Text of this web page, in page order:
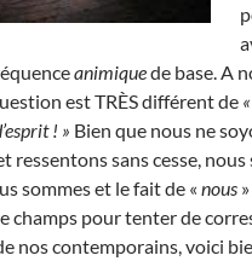
animiquede base. A
est TRÈS différent de
! » Bien que nous ne
ressentons sans cesse, nous
sommes et le fait de « nous
champs pour tenter de
nos contemporains, voici